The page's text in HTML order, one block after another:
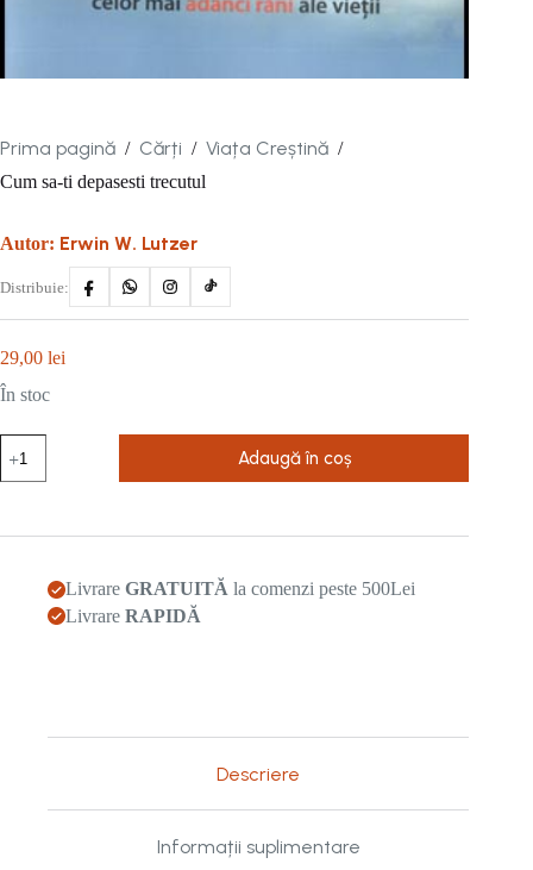
Prima pagină / Cărți / Viața Creștină /
Cum sa-ti depasesti trecutul
Autor: Erwin W. Lutzer
Distribuie:
29,00 lei
În stoc
Cum
sa-
Adaugă în coș
Livrare GRATUITĂ la comenzi peste 500Lei
Livrare RAPIDĂ
Descriere
Informații suplimentare